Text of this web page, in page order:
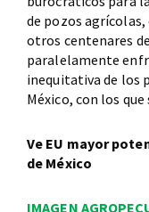
de pozos agrícolas,
otros centenares
paralelamente
inequitativa de los
México, con los
Ve EU mayor
de México
IMAGEN